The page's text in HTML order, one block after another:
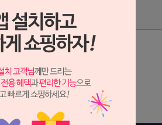
상품리뷰
상세 정보를 확대해 보실 수 있습니다.